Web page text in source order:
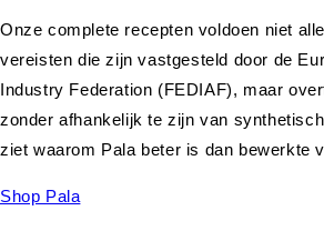
Onze complete recepten voldoen niet
vereisten die zijn vastgesteld door de
Industry Federation (FEDIAF), maar
zonder afhankelijk te zijn van
ziet waarom Pala beter is dan bewerkte
Shop Pala